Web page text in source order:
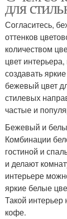
для
Согласитесь,
оттенков
количеством
цвет
создавать
бежевый цвет
стилевых
частые и
Бежевый и
Комбинации
гостиной и
и делают
интерьере
яркие белые
Такой
кофе.